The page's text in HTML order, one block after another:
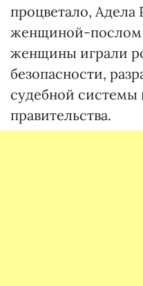
процветало, Адела
женщиной-послом
женщины играли
безопасности,
судебной системы
правительства.